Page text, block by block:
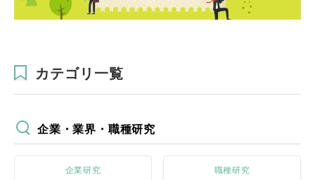
カテゴリ一覧
企業・業界・職種研究
企業研究 職種研究